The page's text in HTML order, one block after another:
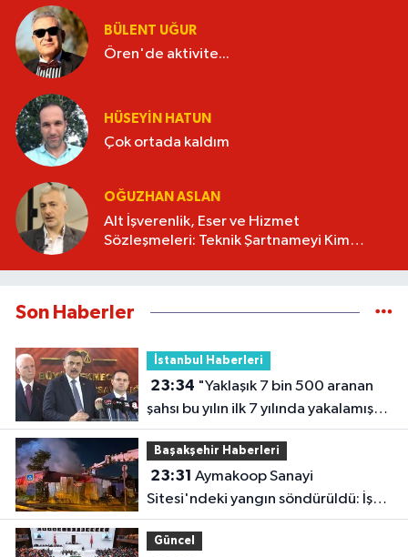
BÜLENT UĞUR
Ören'de aktivite...
HÜSEYIN HATUN
Çok ortada kaldım
OĞUZHAN ASLAN
Alt İşverenlik, Eser ve Hizmet
Sözleşmeleri: Teknik Şartnameyi Kim
Son Haberler
İstanbul Haberleri
23:34
şahsı bu yılın ilk 7 yılında yakalamış
durumdayız"
Başakşehir Haberleri
23:31
Sitesi'ndeki yangın söndürüldü: İş
yeri kullanılamaz hale geldi
Güncel